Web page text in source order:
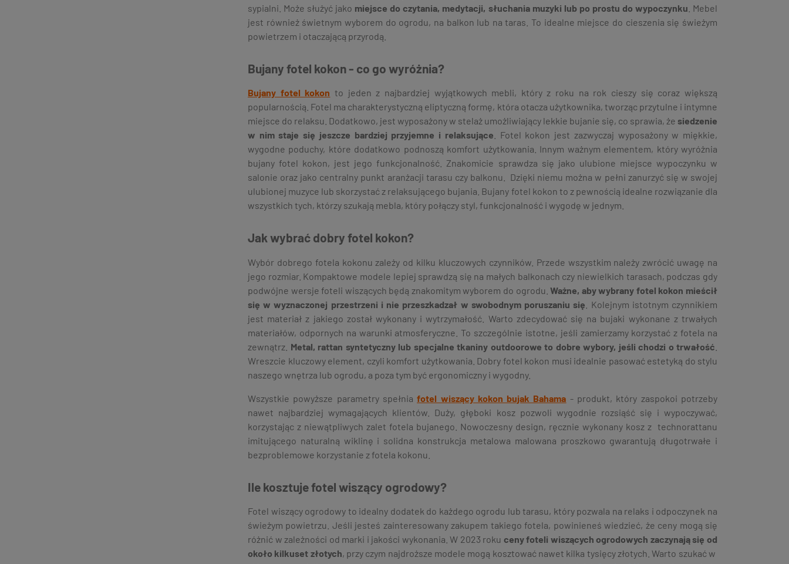
sypialni. Może służyć jako miejsce do czytania, medytacji, słuchania muzyki lub po prostu do wypoczynku . Mebel
jest również świetnym wyborem do ogrodu, na balkon lub na taras. To idealne miejsce do cieszenia się świeżym
powietrzem i otaczającą przyrodą.
Bujany fotel kokon - co go wyróżnia?
Bujany fotel kokon to jeden z najbardziej wyjątkowych mebli, który z roku na rok cieszy się coraz większą
popularnością. Fotel ma charakterystyczną eliptyczną formę, która otacza użytkownika, tworząc przytulne i intymne
miejsce do relaksu. Dodatkowo, jest wyposażony w stelaż umożliwiający lekkie bujanie się, co sprawia, że siedzenie
w nim staje się jeszcze bardziej przyjemne i relaksujące . Fotel kokon jest zazwyczaj wyposażony w miękkie,
wygodne poduchy, które dodatkowo podnoszą komfort użytkowania. Innym ważnym elementem, który wyróżnia
bujany fotel kokon, jest jego funkcjonalność. Znakomicie sprawdza się jako ulubione miejsce wypoczynku w
salonie oraz jako centralny punkt aranżacji tarasu czy balkonu. Dzięki niemu można w pełni zanurzyć się w swojej
ulubionej muzyce lub skorzystać z relaksującego bujania. Bujany fotel kokon to z pewnością idealne rozwiązanie dla
wszystkich tych, którzy szukają mebla, który połączy styl, funkcjonalność i wygodę w jednym.
Jak wybrać dobry fotel kokon?
Wybór dobrego fotela kokonu zależy od kilku kluczowych czynników. Przede wszystkim należy zwrócić uwagę na
jego rozmiar. Kompaktowe modele lepiej sprawdzą się na małych balkonach czy niewielkich tarasach, podczas gdy
podwójne wersje foteli wiszących będą znakomitym wyborem do ogrodu.Ważne, aby wybrany fotel kokon mieścił
się w wyznaczonej przestrzeni i nie przeszkadzał w swobodnym poruszaniu się . Kolejnym istotnym czynnikiem
jest materiał z jakiego został wykonany i wytrzymałość. Warto zdecydować się na bujaki wykonane z trwałych
materiałów, odpornych na warunki atmosferyczne. To szczególnie istotne, jeśli zamierzamy korzystać z fotela na
zewnątrz. Metal, rattan syntetyczny lub specjalne tkaniny outdoorowe to dobre wybory, jeśli chodzi o trwałość
Wreszcie kluczowy element, czyli komfort użytkowania. Dobry fotel kokon musi idealnie pasować estetyką do stylu
naszego wnętrza lub ogrodu, a poza tym być ergonomiczny i wygodny.
Wszystkie powyższe parametry spełniafotel wiszący kokon bujak Bahama - produkt, który zaspokoi potrzeby
nawet najbardziej wymagających klientów. Duży, głęboki kosz pozwoli wygodnie rozsiąść się i wypoczywać,
korzystając z niewątpliwych zalet fotela bujanego. Nowoczesny design, ręcznie wykonany kosz z technorattanu
imitującego naturalną wiklinę i solidna konstrukcja metalowa malowana proszkowo gwarantują długotrwałe i
bezproblemowe korzystanie z fotela kokonu.
Ile kosztuje fotel wiszący ogrodowy?
Fotel wiszący ogrodowy to idealny dodatek do każdego ogrodu lub tarasu, który pozwala na relaks i odpoczynek na
świeżym powietrzu. Jeśli jesteś zainteresowany zakupem takiego fotela, powinieneś wiedzieć, że ceny mogą się
różnić w zależności od marki i jakości wykonania. W 2023 roku ceny foteli wiszących ogrodowych zaczynają się od
około kilkuset złotych, przy czym najdroższe modele mogą kosztować nawet kilka tysięcy złotych. Warto szukać w